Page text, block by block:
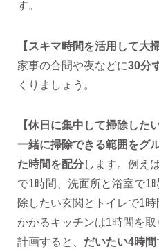
す。
【スキマ時間を活用して大
家事の合間や夜などに30分
くりましょう。
【休日に集中して掃除したい
一緒に掃除できる範囲をグ
た時間を配分します。例え
で1時間、洗面所と浴室で1
除したい玄関とトイレで1
かかるキッチンは1時間を
計画すると、 だいたい4時間